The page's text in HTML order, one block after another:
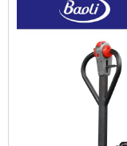
garantir a
serviço, além de...